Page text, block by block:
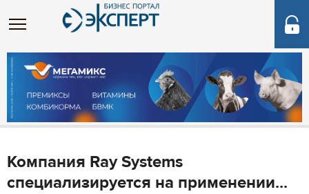
Компания Ray Systems
специализируется на применении...